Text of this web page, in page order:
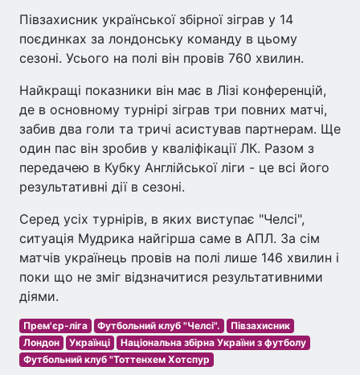
Півзахисник української збірної зіграв у 14
поєдинках за лондонську команду в цьому
сезоні. Усього на полі він провів 760 хвилин.
Найкращі показники він має в Лізі конференцій,
де в основному турнірі зіграв три повних матчі,
забив два голи та тричі асистував партнерам. Ще
один пас він зробив у кваліфікації ЛК. Разом з
передачею в Кубку Англійської ліги - це всі його
результативні дії в сезоні.
Серед усіх турнірів, в яких виступає "Челсі",
ситуація Мудрика найгірша саме в АПЛ. За сім
матчів українець провів на полі лише 146 хвилин і
поки що не зміг відзначитися результативними
діями.
Прем'єр-ліга Футбольний клуб "Челсі".
Півзахисник
Лондон
Українці
Національна збірна України з футболу
Футбольний клуб "Тоттенхем Хотспур